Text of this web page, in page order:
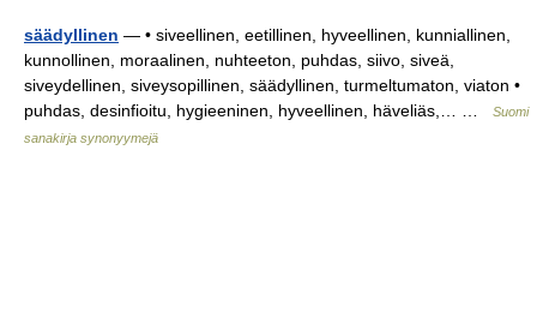
säädyllinen — • siveellinen, eetillinen, hyveellinen, kunniallinen,
kunnollinen, moraalinen, nuhteeton, puhdas, siivo, siveä,
siveydellinen, siveysopillinen, säädyllinen, turmeltumaton, viaton •
puhdas, desinfioitu, hygieeninen, hyveellinen, häveliäs,… …
Suomi
sanakirja synonyymejä